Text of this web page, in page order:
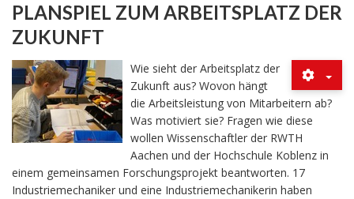
PLANSPIEL ZUM ARBEITSPLATZ DER
ZUKUNFT
Wie sieht der Arbeitsplatz der
Zukunft aus? Wovon hängt
die Arbeitsleistung von Mitarbeitern ab?
Was motiviert sie? Fragen wie diese
wollen Wissenschaftler der RWTH
Aachen und der Hochschule Koblenz in
einem gemeinsamen Forschungsprojekt beantworten. 17
Industriemechaniker und eine Industriemechanikerin haben